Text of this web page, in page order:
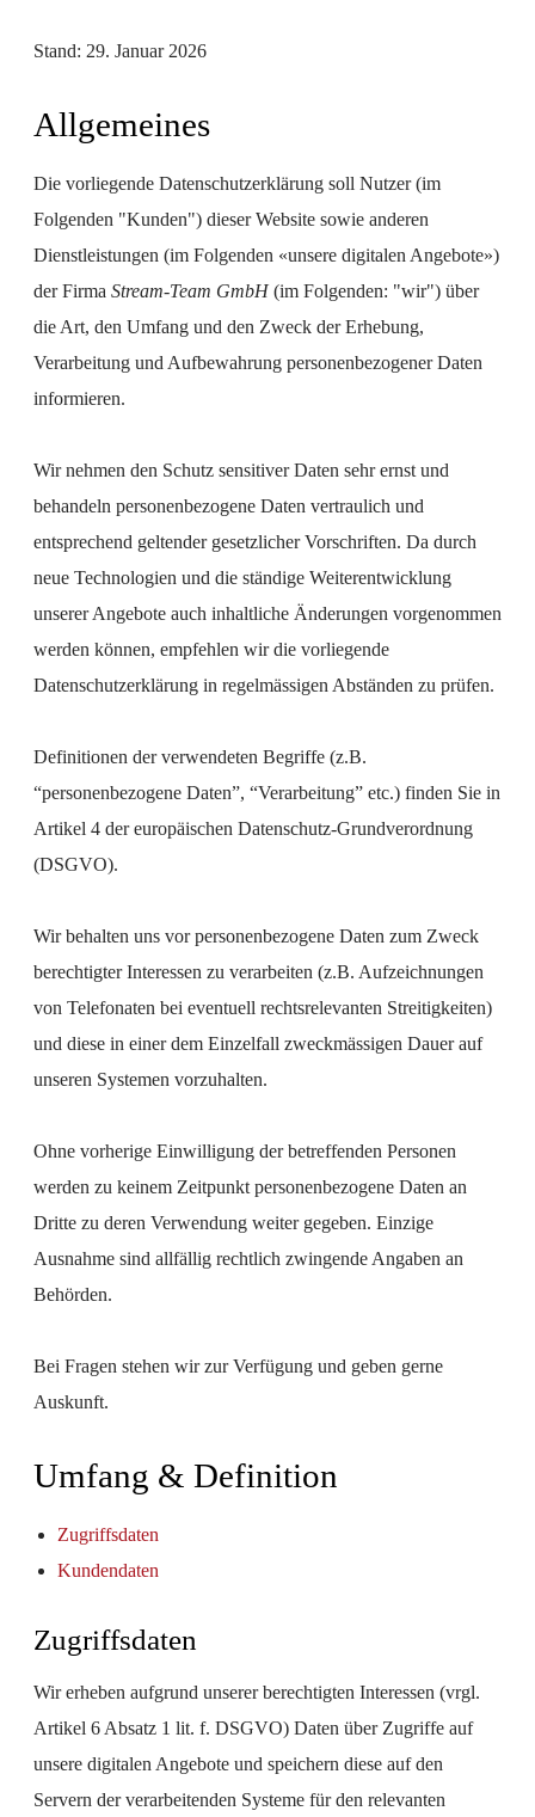
Stand: 29. Januar 2026
Allgemeines
Die vorliegende Datenschutzerklärung soll Nutzer (im
Folgenden "Kunden") dieser Website sowie anderen
Dienstleistungen (im Folgenden «unsere digitalen Angebote»)
der Firma Stream-Team GmbH (im Folgenden: "wir") über
die Art, den Umfang und den Zweck der Erhebung,
Verarbeitung und Aufbewahrung personenbezogener Daten
informieren.
Wir nehmen den Schutz sensitiver Daten sehr ernst und
behandeln personenbezogene Daten vertraulich und
entsprechend geltender gesetzlicher Vorschriften. Da durch
neue Technologien und die ständige Weiterentwicklung
unserer Angebote auch inhaltliche Änderungen vorgenommen
werden können, empfehlen wir die vorliegende
Datenschutzerklärung in regelmässigen Abständen zu prüfen.
Definitionen der verwendeten Begriffe (z.B.
“personenbezogene Daten”, “Verarbeitung” etc.) finden Sie in
Artikel 4 der europäischen Datenschutz-Grundverordnung
(DSGVO).
Wir behalten uns vor personenbezogene Daten zum Zweck
berechtigter Interessen zu verarbeiten (z.B. Aufzeichnungen
von Telefonaten bei eventuell rechtsrelevanten Streitigkeiten)
und diese in einer dem Einzelfall zweckmässigen Dauer auf
unseren Systemen vorzuhalten.
Ohne vorherige Einwilligung der betreffenden Personen
werden zu keinem Zeitpunkt personenbezogene Daten an
Dritte zu deren Verwendung weiter gegeben. Einzige
Ausnahme sind allfällig rechtlich zwingende Angaben an
Behörden.
Bei Fragen stehen wir zur Verfügung und geben gerne
Auskunft.
Umfang & Definition
Zugriffsdaten
Kundendaten
Zugriffsdaten
Wir erheben aufgrund unserer berechtigten Interessen (vrgl.
Artikel 6 Absatz 1 lit. f. DSGVO) Daten über Zugriffe auf
unsere digitalen Angebote und speichern diese auf den
Servern der verarbeitenden Systeme für den relevanten